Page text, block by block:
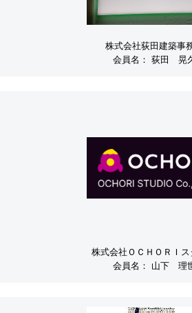
株式会社荻田建築事
会員名： 荻田 晃
株式会社ＯＣＨＯＲＩス
会員名：
山下 理